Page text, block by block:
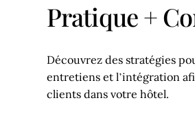
Pratique +
Découvrez des stratégies
entretiens et l’intégration
clients dans votre hôtel.